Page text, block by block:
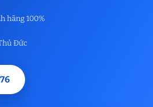
hãng 100%
Đức